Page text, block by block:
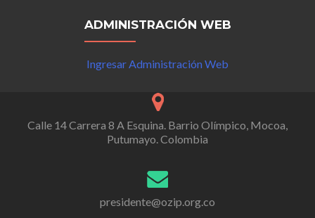
ADMINISTRACIÓN WEB
Ingresar Administración Web
Calle 14 Carrera 8 A Esquina. Barrio Olímpico, Mocoa,
Putumayo. Colombia
presidente@ozip.org.co